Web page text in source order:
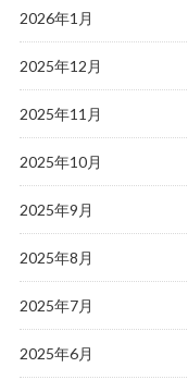
2026年1月
2025年12月
2025年11月
2025年10月
2025年9月
2025年8月
2025年7月
2025年6月